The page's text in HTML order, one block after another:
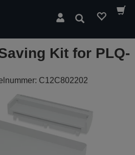
Suchen
Kit for PLQ-
C12C802202